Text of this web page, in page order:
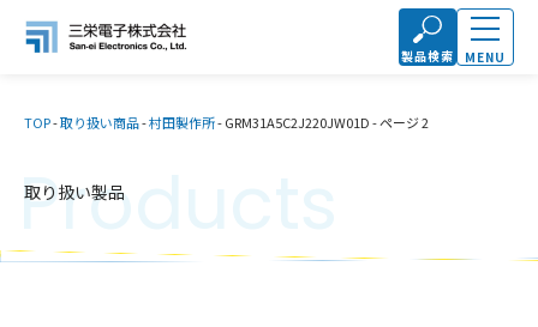
製品検索 MENU
TOP-取り扱い商品-村田製作所-GRM31A5C2J220JW01D-ページ 2
取り扱い製品
Products